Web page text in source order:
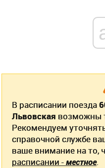
В расписании поезда
Львовская возможны
Рекомендуем
справочной службе
ваше внимание на то,
расписании -местное.